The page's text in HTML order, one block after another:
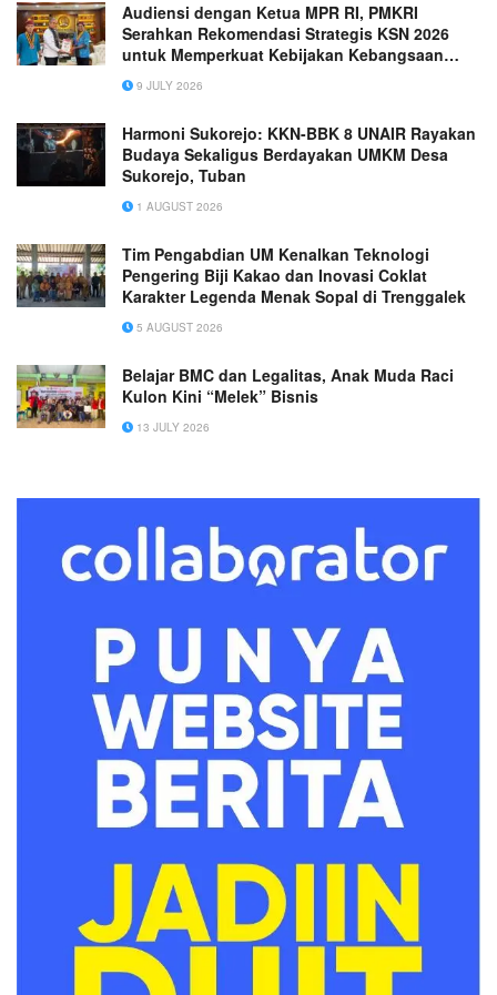
Audiensi dengan Ketua MPR RI, PMKRI
Serahkan Rekomendasi Strategis KSN 2026
untuk Memperkuat Kebijakan Kebangsaan
yang Berkeadilan dan Berkelanjutan
9 JULY 2026
Harmoni Sukorejo: KKN-BBK 8 UNAIR Rayakan
Budaya Sekaligus Berdayakan UMKM Desa
Sukorejo, Tuban
1 AUGUST 2026
Tim Pengabdian UM Kenalkan Teknologi
Pengering Biji Kakao dan Inovasi Coklat
Karakter Legenda Menak Sopal di Trenggalek
5 AUGUST 2026
Belajar BMC dan Legalitas, Anak Muda Raci
Kulon Kini “Melek” Bisnis
13 JULY 2026